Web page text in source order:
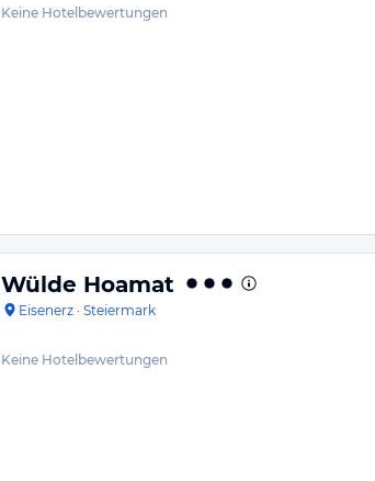
Keine Hotelbewertungen
Wülde Hoamat
Eisenerz · Steiermark
Keine Hotelbewertungen